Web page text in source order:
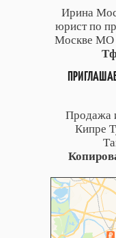
Ирина
юрист по
Москве МО
Продажа
Кипре